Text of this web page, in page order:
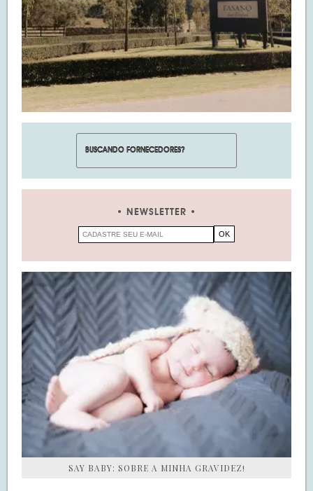
NEWSLETTER
SAY BABY: SOBRE A MINHA GRAVIDEZ!